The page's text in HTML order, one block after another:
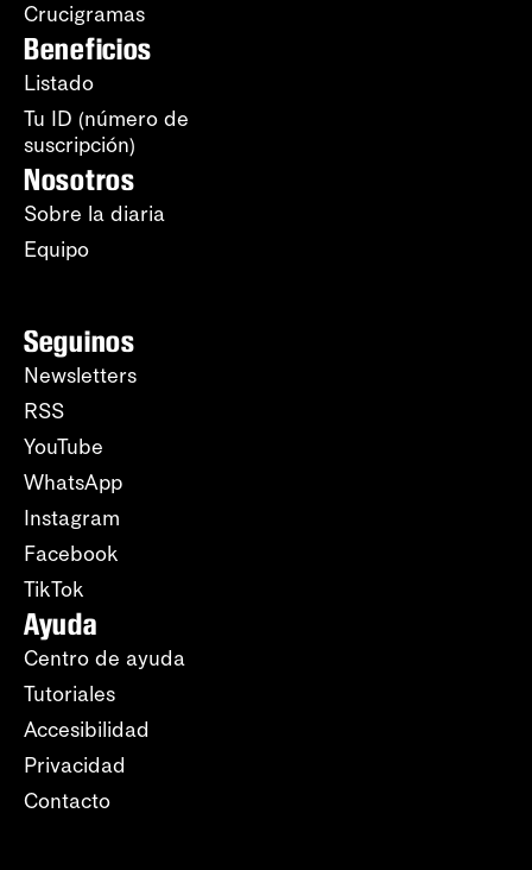
Crucigramas
Beneficios
Listado
Tu ID (número de
suscripción)
Nosotros
Sobre la diaria
Equipo
Seguinos
Newsletters
RSS
YouTube
WhatsApp
Instagram
Facebook
TikTok
Ayuda
Centro de ayuda
Tutoriales
Accesibilidad
Privacidad
Contacto